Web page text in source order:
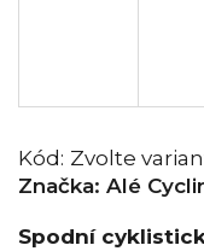
Kód: Zvolte
Značka: Alé
Spodní